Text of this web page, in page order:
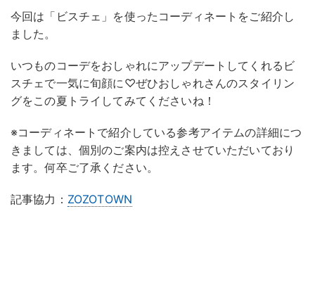
今回は「ビスチェ」を使ったコーディネートをご紹介し
ました。
いつものコーデをおしゃれにアップデートしてくれるビ
スチェで一気に旬顔に♡ぜひおしゃれさんのスタイリン
グをこの夏トライしてみてくださいね！
※コーディネートで紹介している参考アイテムの詳細につ
きましては、個別のご案内は控えさせていただいており
ます。何卒ご了承ください。
記事協力： ZOZOTOWN